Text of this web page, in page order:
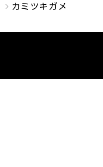
カミツキガメ